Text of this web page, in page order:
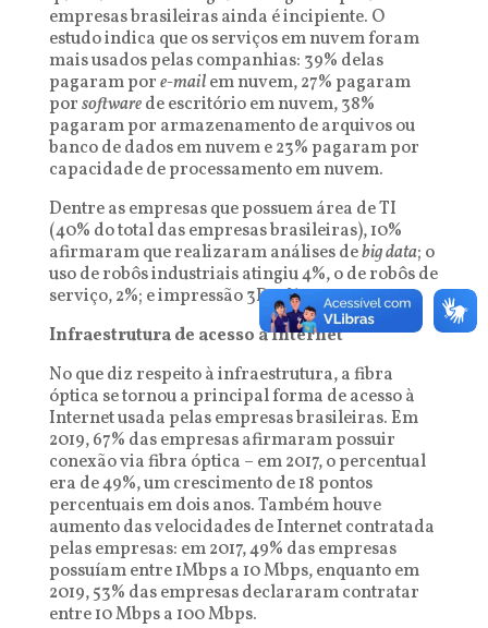
empresas brasileiras ainda é incipiente. O
estudo indica que os serviços em nuvem foram
mais usados pelas companhias: 39% delas
pagaram pore-mailem nuvem, 27% pagaram
porsoftwarede escritório em nuvem, 38%
pagaram por armazenamento de arquivos ou
banco de dados em nuvem e 23% pagaram por
capacidade de processamento em nuvem.
Dentre as empresas que possuem área de TI
(40% do total das empresas brasileiras), 10%
afirmaram que realizaram análises debig data; o
uso de robôs industriais atingiu 4%, o de robôs de
serviço, 2%; e impressão 3D, 5%.
Infraestrutura de acesso à Internet
No que diz respeito à infraestrutura, a fibra
óptica se tornou a principal forma de acesso à
Internet usada pelas empresas brasileiras. Em
2019, 67% das empresas afirmaram possuir
conexão via fibra óptica – em 2017, o percentual
era de 49%, um crescimento de 18 pontos
percentuais em dois anos. Também houve
aumento das velocidades de Internet contratada
pelas empresas: em 2017, 49% das empresas
possuíam entre 1Mbps a 10 Mbps, enquanto em
2019, 53% das empresas declararam contratar
entre 10 Mbps a 100 Mbps.